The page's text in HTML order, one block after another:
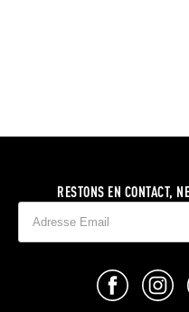
RESTONS EN CONTACT,